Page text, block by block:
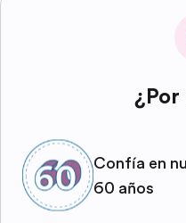
¿Por
Confía en
60 años